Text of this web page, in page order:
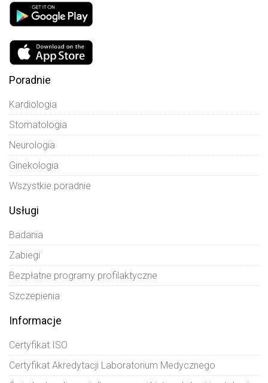
Poradnie
Kardiologia
Stomatologia
Neurologia
Ginekologia
Wszystkie poradnie
Usługi
Badania
Zabiegi
Bezpłatne programy profilaktyczne
Szczepienia
Informacje
Certyfikat ISO
Certyfikat Akredytacji Laboratorium Medycznego